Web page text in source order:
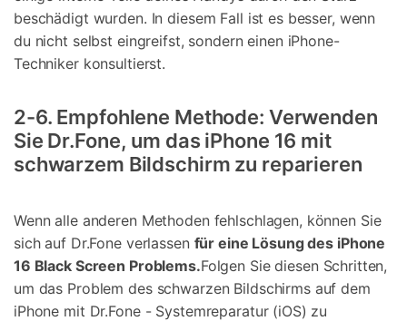
beschädigt wurden. In diesem Fall ist es besser, wenn
du nicht selbst eingreifst, sondern einen iPhone-
Techniker konsultierst.
2-6. Empfohlene Methode: Verwenden
Sie Dr.Fone, um das iPhone 16 mit
schwarzem Bildschirm zu reparieren
Wenn alle anderen Methoden fehlschlagen, können Sie
sich auf Dr.Fone verlassen für eine Lösung des iPhone
16 Black Screen Problems.Folgen Sie diesen Schritten,
um das Problem des schwarzen Bildschirms auf dem
iPhone mit Dr.Fone - Systemreparatur (iOS) zu